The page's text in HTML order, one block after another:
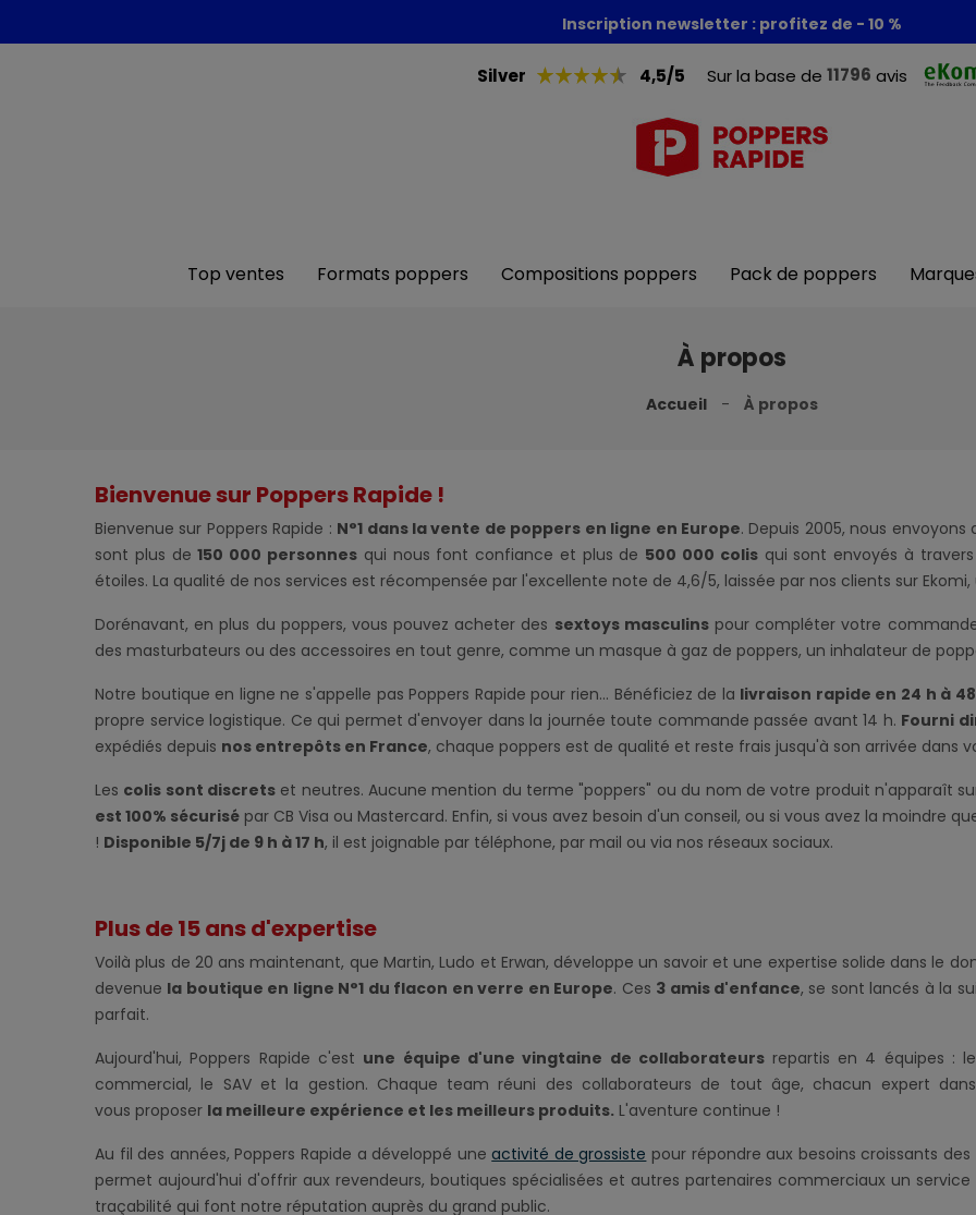
Foire aux poppers : - 30% + 1 poppers offert
Inscription newsletter : profitez de - 10 %
Silver 4,5/5 Sur la base de11796 avis
Top ventes Formats poppers Compositions poppers Pack de poppers
À propos
Accueil À propos
Bienvenue sur Poppers Rapide !
Bienvenue sur Poppers Rapide : N°1 dans la vente de poppers en ligne en Europe. Depuis 2005, nous
sont plus de150 000 personnesqui nous font confiance et plus de 500 000 colisqui sont envoyés à
étoiles. La qualité de nos services est récompensée par l'excellente note de 4,6/5, laissée par nos clients sur
Dorénavant, en plus du poppers, vous pouvez acheter des sextoys masculinspour compléter votre
des masturbateurs ou des accessoires en tout genre, comme un masque à gaz de poppers, un inhalateur de
Notre boutique en ligne ne s'appelle pas Poppers Rapide pour rien... Bénéficiez de la livraison rapide en 24 h à
propre service logistique. Ce qui permet d'envoyer dans la journée toute commande passée avant 14 h. Fourni
expédiés depuis nos entrepôts en France, chaque poppers est de qualité et reste frais jusqu'à son arrivée dans
Les colis sont discrets et neutres. Aucune mention du terme "poppers" ou du nom de votre produit n'apparaît
est 100% sécurisé par CB Visa ou Mastercard. Enfin, si vous avez besoin d'un conseil, ou si vous avez la moindre
! Disponible 5/7j de 9 h à 17 h, il est joignable par téléphone, par mail ou via nos réseaux sociaux.
Plus de 15 ans d'expertise
Voilà plus de 20 ans maintenant, que Martin, Ludo et Erwan, développe un savoir et une expertise solide dans le
devenue la boutique en ligne N°1 du flacon en verre en Europe. Ces 3 amis d'enfance, se sont lancés à la
parfait.
Aujourd'hui, Poppers Rapide c'est une équipe d'une vingtaine de collaborateurs repartis en 4 équipes :
commercial, le SAV et la gestion. Chaque team réuni des collaborateurs de tout âge, chacun expert
vous proposer la meilleure expérience et les meilleurs produits. L'aventure continue !
Au fil des années, Poppers Rapide a développé uneactivité de grossiste pour répondre aux besoins croissants
permet aujourd'hui d'offrir aux revendeurs, boutiques spécialisées et autres partenaires commerciaux un
traçabilité qui font notre réputation auprès du grand public.